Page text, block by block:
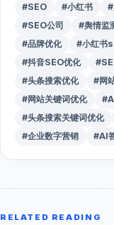
#SEO #小红书 #
#SEO公司
#舆情监
#品牌优化
#小红书
#抖音SEO优化
#头条搜索优化
#网
#网站关键词优化
#头条搜索关键词优化
#企业数字营销
#AI
RELATED READING